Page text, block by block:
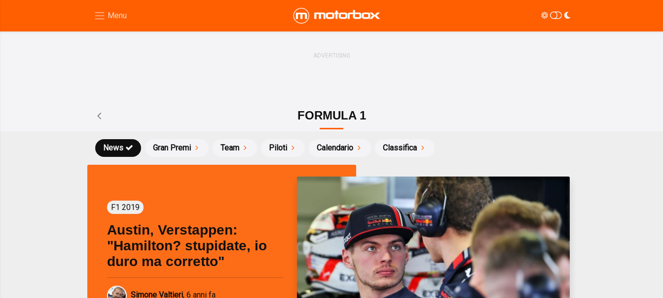
FORMULA 1
News Gran Premi Team Piloti Calendario Classifica
F1 2019
Austin, Verstappen:
"Hamilton? stupidate, io
duro ma corretto"
Simone Valtieri, 6 anni fa